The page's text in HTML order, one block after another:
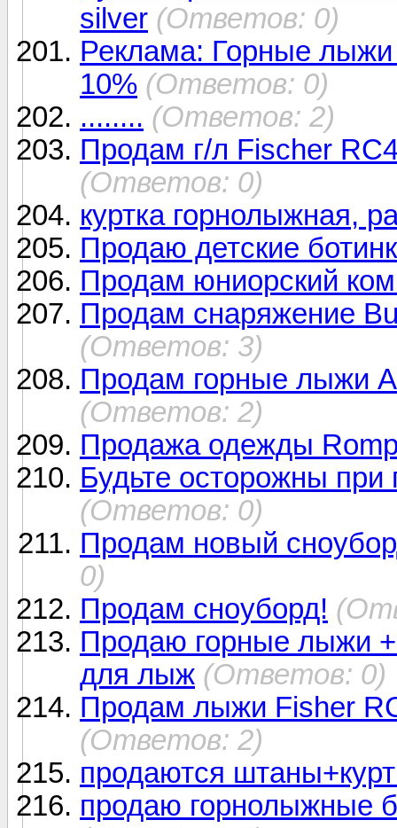
silver (Ответов: 0)
Реклама: Горные лыжи
10% (Ответов: 0)
........ (Ответов: 2)
Продам г/л Fischer
(Ответов: 0)
куртка горнолыжная,
Продаю детские
Продам юниорский
Продам снаряжение
(Ответов: 3)
Продам горные лыжи
(Ответов: 2)
Продажа одежды
Будьте осторожны
(Ответов: 0)
Продам новый
0)
Продам сноуборд!
Продаю горные лыжи +
для лыж (Ответов: 0)
Продам лыжи Fisher
(Ответов: 2)
продаются
продаю горнолыжные